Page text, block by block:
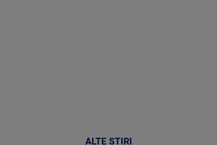
ALTE ȘTIRI